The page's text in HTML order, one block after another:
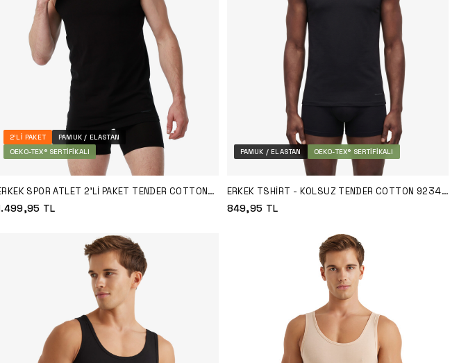
2'LI PAKET
PAMUK / ELASTAN
OEKO-TEX® SERTIFIKALI
SPOR ATLET 2'LI PAKET TENDER COTTON
- SIYAH
TL
PAMUK / ELASTAN OEKO-TEX® SERTIFIKALI
ERKEK TSHIRT - KOLSUZ TENDER COTTON 9234 -
SIYAH
849,95 TL